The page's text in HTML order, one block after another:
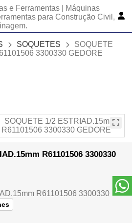
SOQUETES
SOQUETE
3300330 GEDORE
R61101506 3300330
R61101506 3300330